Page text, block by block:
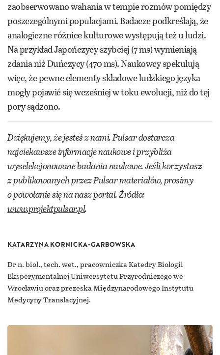
zaobserwowano wahania w tempie rozmów pomiędzy
poszczególnymi populacjami. Badacze podkreślają, że
analogiczne różnice kulturowe występują też u ludzi.
Na przykład Japończycy szybciej (7 ms) wymieniają
zdania niż Duńczycy (470 ms). Naukowcy spekulują
więc, że pewne elementy składowe ludzkiego języka
mogły pojawić się wcześniej w toku ewolucji, niż do tej
pory sądzono.
Dziękujemy, że jesteś z nami. Pulsar dostarcza
najciekawsze informacje naukowe i przybliża
wyselekcjonowane badania naukowe. Jeśli korzystasz
z publikowanych przez Pulsar materiałów, prosimy
o powołanie się na nasz portal. Źródło:
www.projektpulsar.pl.
KATARZYNA KORNICKA-GARBOWSKA
Dr n. biol., tech. wet., pracowniczka Katedry Biologii
Eksperymentalnej Uniwersytetu Przyrodniczego we
Wrocławiu oraz prezeska Międzynarodowego Instytutu
Medycyny Translacyjnej.